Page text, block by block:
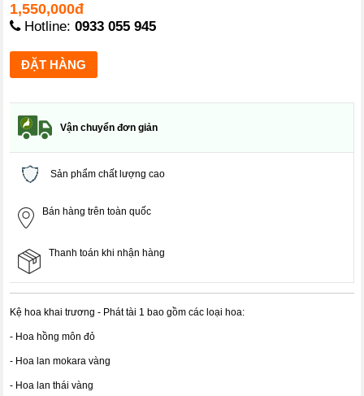
1,550,000đ
Hotline:0933 055 945
Vận chuyển đơn giản
Sản phẩm chất lượng cao
Bán hàng trên toàn quốc
Thanh toán khi nhận hàng
Kệ hoa khai trương - Phát tài 1 bao gồm các loại hoa:
- Hoa hồng môn đỏ
- Hoa lan mokara vàng
- Hoa lan thái vàng